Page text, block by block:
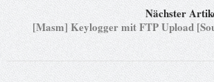
Nächster
[Masm] Keylogger mit FTP Upload